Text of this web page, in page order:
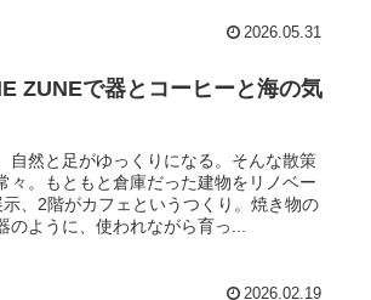
2026.05.31
ZUNEで器とコーヒーと海の気
自然と足がゆっくりになる。そんな散策
々。もともと倉庫だった建物をリノベー
、2階がカフェというつくり。焼き物の
ように、使われながら育っ...
2026.02.19